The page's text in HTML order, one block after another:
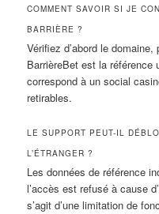
COMMENT SAVOIR SI JE
BARRIÈRE ?
Vérifiez d’abord le
BarrièreBet est la référence
correspond à un social
retirables.
LE SUPPORT PEUT-IL
L’ÉTRANGER ?
Les données de référence
l’accès est refusé à cause
s’agit d’une limitation de